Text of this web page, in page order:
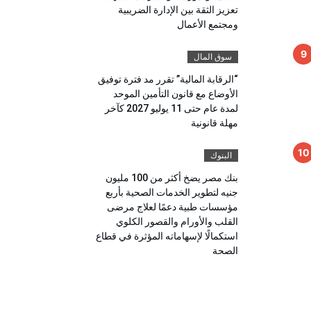
تعزيز الثقة بين الإدارة الضريبية
ومجتمع الأعمال
سوق المال
“الرقابة المالية” تقرر مد فترة توفيق
الأوضاع مع قانون التأمين الموحد
لمدة عام حتى 11 يوليو 2027 كآخر
مهلة قانونية
البنوك
بنك مصر يضخ أكثر من 100 مليون
جنيه لتطوير الخدمات الصحية بأربع
مؤسسات طبية دعمًا لعلاج مرضى
القلب والأورام والقصور الكلوي
استكمالًا لإسهاماته المؤثرة في قطاع
الصحة